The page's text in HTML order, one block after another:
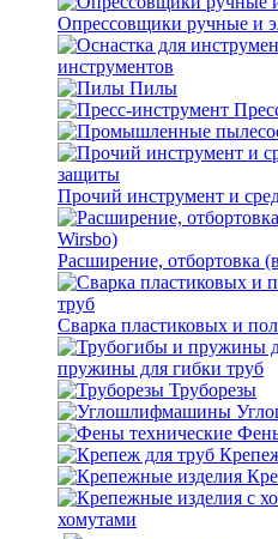
Опрессовщики ручные и
инструментов
Пилы
Прочий инструмент и
Расширение, отбортовка
Сварка пластиковых и
пружины для гибки труб
Труборезы
хомутами